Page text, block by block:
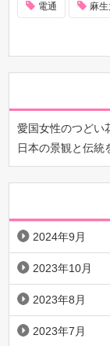
電通 麻
愛国女性のつどい
日本の景観と伝統
2024年9月
2023年10月
2023年8月
2023年7月